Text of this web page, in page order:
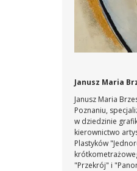
Janusz Maria
Janusz Maria
Poznaniu,
w dziedzinie
kierownictwo
Plastyków
"Przekrój" i